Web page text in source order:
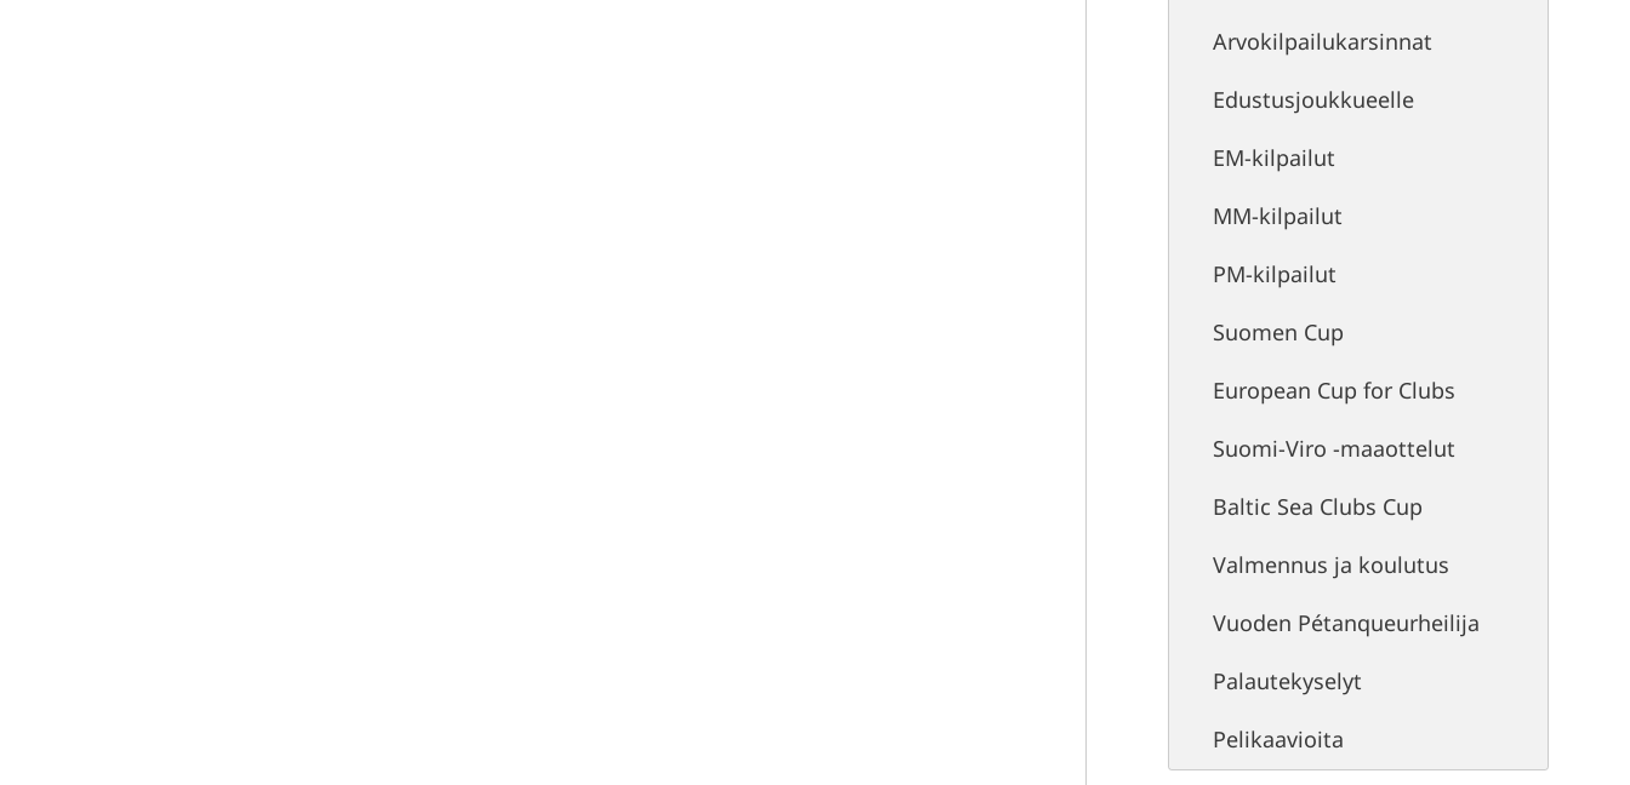
Arvokilpailukarsinnat
Edustusjoukkueelle
EM-kilpailut
MM-kilpailut
PM-kilpailut
Suomen Cup
European Cup for Clubs
Suomi-Viro -maaottelut
Baltic Sea Clubs Cup
Valmennus ja koulutus
Vuoden Pétanqueurheilija
Palautekyselyt
Pelikaavioita